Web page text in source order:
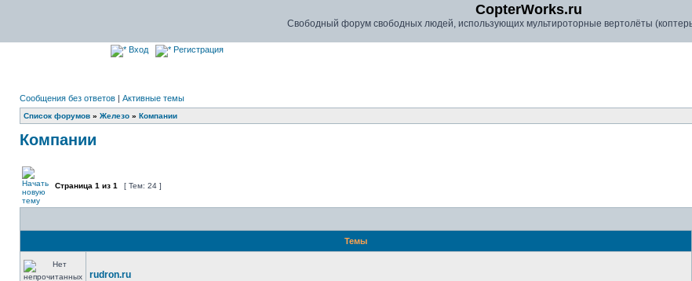
CopterWorks.ru
Свободный форум свободных людей, использующих мультироторные вертолёты
Вход Регистрация
Сообщения без ответов | Активные темы
Список форумов » Железо » Компании
Компании
Страница 1 из 1 [ Тем: 24 ]
Темы
rudron.ru